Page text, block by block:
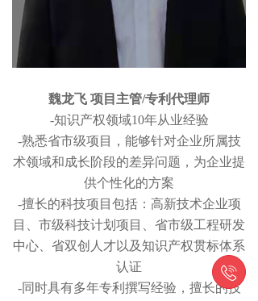
魏龙飞 项目主管/专利代理师
-知识产权领域10年从业经验
-熟悉省市级项目，能够针对企业所属技
术领域和成长阶段的差异问题，为企业提
供个性化的方案
-擅长的科技项目包括：高新技术企业项
目、市级科技计划项目、省市级工程研发
中心、省双创人才以及知识产权贯标体系
认证
-同时具有多年专利撰写经验，擅长的技
